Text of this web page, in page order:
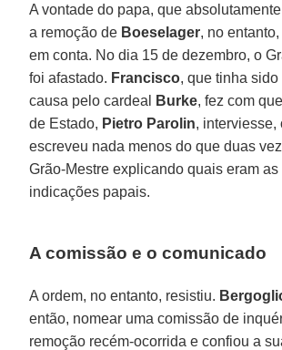
A vontade do papa, que
a remoção de Boeselager, no
em conta. No dia 15 de dezembro, o
foi afastado. Francisco, que tinha
causa pelo cardeal
Burke, fez com
de Estado, Pietro Parolin, interviesse,
escreveu nada menos do que duas
Grão-Mestre explicando quais eram as
indicações papais.
A comissão e o comunicado
A ordem, no entanto, resistiu.
então, nomear uma comissão de
remoção recém-ocorrida e confiou a